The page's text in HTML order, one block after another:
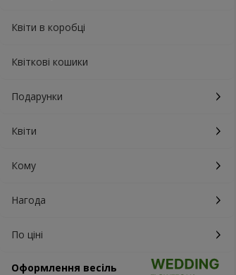
Квіти в коробці
Квіткові кошики
Подарунки
Квіти
Кому
Нагода
По ціні
Оформлення весіль